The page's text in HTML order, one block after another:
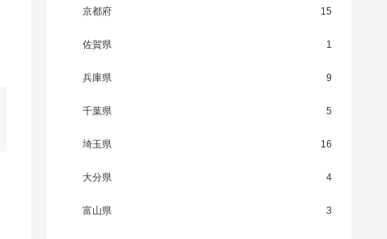
京都府 15
佐賀県 1
兵庫県 9
千葉県 5
埼玉県 16
大分県 4
富山県 3